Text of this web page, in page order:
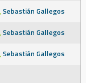
Sebastián Gallegos
Sebastián Gallegos
Sebastián Gallegos